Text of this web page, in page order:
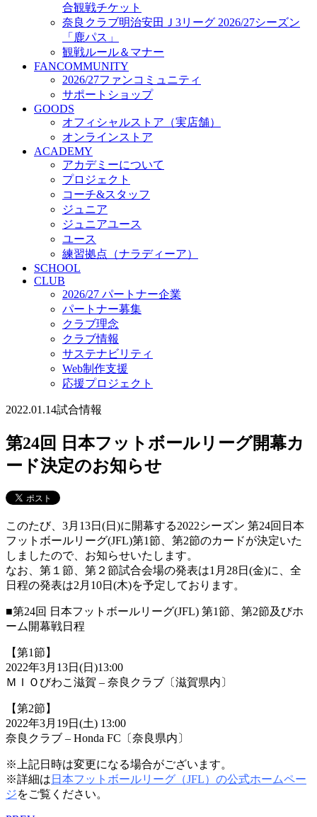
練習拠点（ナラディーア）
SCHOOL
2026/27 パートナー企業
パートナー募集
クラブ理念
クラブ情報
サステナビリティ
Web制作支援
応援プロジェクト
合観戦チケット
奈良クラブ明治安田Ｊ3リーグ 2026/27シーズン
「鹿パス」
観戦ルール＆マナー
FANCOMMUNITY
2026/27ファンコミュニティ
サポートショップ
GOODS
オフィシャルストア（実店舗）
オンラインストア
ACADEMY
アカデミーについて
プロジェクト
コーチ&スタッフ
ジュニア
ジュニアユース
ユース
練習拠点（ナラディーア）
SCHOOL
CLUB
2026/27 パートナー企業
パートナー募集
クラブ理念
クラブ情報
サステナビリティ
Web制作支援
応援プロジェクト
2022.01.14試合情報
第24回 日本フットボールリーグ開幕カ
ード決定のお知らせ
このたび、3月13日(日)に開幕する2022シーズン 第24回日本
フットボールリーグ(JFL)第1節、第2節のカードが決定いた
しましたので、お知らせいたします。
なお、第１節、第２節試合会場の発表は1月28日(金)に、全
日程の発表は2月10日(木)を予定しております。
■第24回 日本フットボールリーグ(JFL) 第1節、第2節及びホ
ーム開幕戦日程
【第1節】
2022年3月13日(日)13:00
ＭＩＯびわこ滋賀 – 奈良クラブ〔滋賀県内〕
【第2節】
2022年3月19日(土) 13:00
奈良クラブ – Honda FC〔奈良県内〕
※上記日時は変更になる場合がございます。
※詳細は 日本フットボールリーグ（JFL）の公式ホームペー
ジをご覧ください。